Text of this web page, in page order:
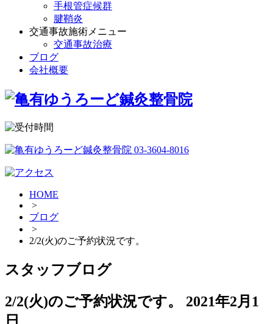
手根管症候群
腱鞘炎
交通事故施術メニュー
交通事故治療
ブログ
会社概要
HOME
>
ブログ
>
2/2(火)のご予約状況です。
スタッフブログ
2/2(火)のご予約状況です。
2021年2月1